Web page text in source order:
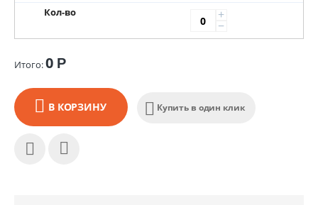
Кол-во +
−
Итого:0 Р
В КОРЗИНУ Купить в один клик